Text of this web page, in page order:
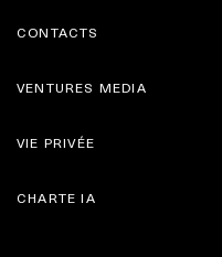
CONTACTS
VENTURES MEDIA
VIE PRIVÉE
CHARTE IA